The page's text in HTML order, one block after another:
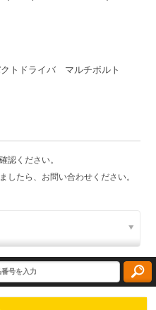
トドライバ マルチボルト
認ください。
したら、お問い合わせください。